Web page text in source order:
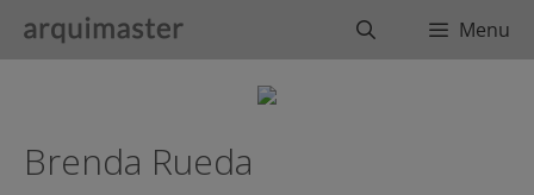
BuscarMenu
Brenda Rueda